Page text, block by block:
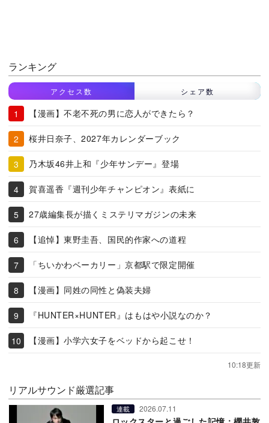
ランキング
アクセス数 シェア数
【漫画】不老不死の男に恋人ができたら？
桜井日奈子、2027年カレンダーブック
乃木坂46井上和『少年サンデー』登場
賀喜遥香『週刊少年チャンピオン』表紙に
27歳編集長が描くミステリマガジンの未来
【追悼】東野圭吾、国民的作家への道程
「ちいかわベーカリー」京都駅で限定開催
【漫画】同姓の同性と偽装夫婦
『HUNTER×HUNTER』はもはや小説なのか？
【漫画】小学六女子をベッドから起こせ！
10:18更新
リアルサウンド厳選記事
連載 2026.07.11